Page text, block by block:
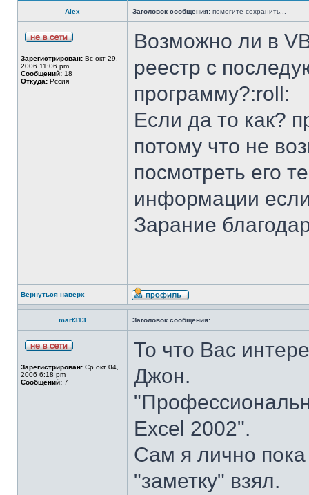
Аlex Заголовок сообщения: помогите сохранить...
Зарегистрирован: Вс окт 29,
2006 11:06 pm
Сообщений: 18
Откуда: Рссия
Возможно ли в
реестр с
программу?:roll:
Если да то как?
потому что не
посмотреть его
информации
Зарание
Вернуться наверх
mart313 Заголовок сообщения:
Зарегистрирован: Ср окт 04,
2006 6:18 pm
Сообщений: 7
То что Вас
Джон.
Excel 2002".
Сам я лично пока
"заметку" взял.